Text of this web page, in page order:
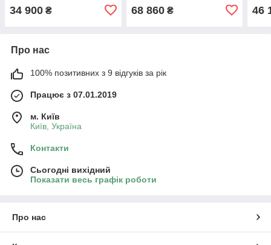
34 900 ₴ 68 860₴ 46
Про нас
100% позитивних з 9 відгуків за рік
Працює з 07.01.2019
м. Київ
Київ, Україна
Контакти
Сьогодні вихідний
Показати весь графік роботи
Про нас